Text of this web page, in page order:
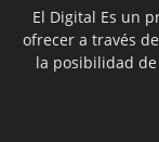
El Digital Es un
ofrecer a través
la posibilidad